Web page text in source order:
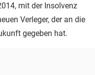
mit der Insolvenz
Verleger, der an die
gegeben hat.